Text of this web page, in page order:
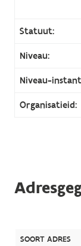
Statuut:
Niveau:
Niveau-
Organisatieid:
SOORT ADRES